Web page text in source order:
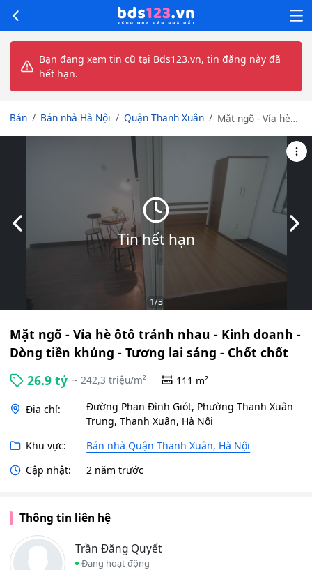
Bạn đang xem tin cũ tại Bds123.vn, tin đăng này đã
hết hạn.
Bán Bán nhà Hà Nội Quận Thanh Xuân
Mặt ngõ - Vỉa hè
Kinh doanh - Dòng
tiền khủng - Tương
lai sáng - Chốt
chốt
Tin hết hạn
Slide trước
1/3
Mặt ngõ - Vỉa hè ôtô tránh nhau - Kinh doanh -
Dòng tiền khủng - Tương lai sáng - Chốt chốt
26.9 tỷ ~ 242,3 triệu/m² 111 m²
Địa chỉ:
Đường Phan Đình Giót, Phường Thanh Xuân
Trung, Thanh Xuân, Hà Nội
Khu vực:
Bán nhà Quận Thanh Xuân, Hà Nội
Cập nhật:
2 năm trước
Thông tin liên hệ
Trần Đăng Quyết
Đang hoạt động